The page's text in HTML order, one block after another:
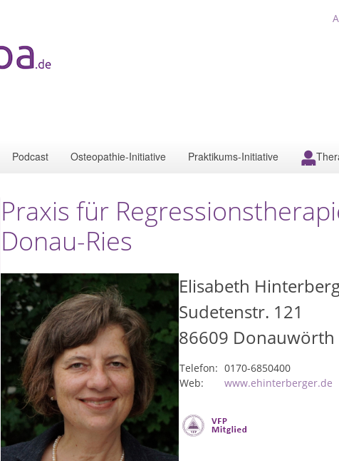
Podcast Osteopathie-Initiative Praktikums-Initiative
Praxis für
Donau-Ries
Elisabeth
Sudetenstr. 121
86609 Donauwörth
Telefon: 0170-6850400
Web:
www.ehinterberger.de